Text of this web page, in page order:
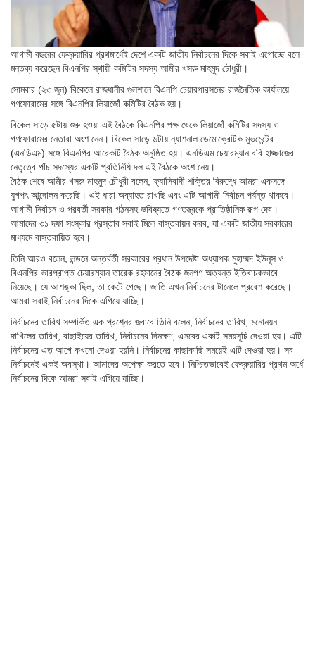
আগামী বছরের ফেব্রুয়ারির প্রথমার্ধেই দেশে একটি জাতীয় নির্বাচনের দিকে সবাই এগোচ্ছে বলে
মন্তব্য করেছেন বিএনপির স্থায়ী কমিটির সদস্য আমীর খসরু মাহমুদ চৌধুরী।
সোমবার (২৩ জুন) বিকেলে রাজধানীর গুলশানে বিএনপি চেয়ারপারসনের রাজনৈতিক কার্যালয়ে
গণফোরামের সঙ্গে বিএনপির লিয়াজোঁ কমিটির বৈঠক হয়।
বিকেল সাড়ে ৫টায় শুরু হওয়া এই বৈঠকে বিএনপির পক্ষ থেকে লিয়াজোঁ কমিটির সদস্য ও
গণফোরামের নেতারা অংশ নেন। বিকেল সাড়ে ৬টায় ন্যাশনাল ডেমোক্রেটিক মুভমেন্টের
(এনডিএম) সঙ্গে বিএনপির আরেকটি বৈঠক অনুষ্ঠিত হয়। এনডিএম চেয়ারম্যান ববি হাজ্জাজের
নেতৃত্বে পাঁচ সদস্যের একটি প্রতিনিধি দল এই বৈঠকে অংশ নেয়।
বৈঠক শেষে আমীর খসরু মাহমুদ চৌধুরী বলেন, ফ্যাসিবাদী শক্তির বিরুদ্ধে আমরা একসঙ্গে
যুগপৎ আন্দোলন করেছি। এই ধারা অব্যাহত রাখছি এবং এটি আগামী নির্বাচন পর্যন্ত থাকবে।
আগামী নির্বাচন ও পরবর্তী সরকার গঠনসহ ভবিষ্যতে গণতন্ত্রকে প্রাতিষ্ঠানিক রূপ দেব।
আমাদের ৩১ দফা সংস্কার প্রস্তাব সবাই মিলে বাস্তবায়ন করব, যা একটি জাতীয় সরকারের
মাধ্যমে বাস্তবায়িত হবে।
তিনি আরও বলেন, লন্ডনে অন্তর্বর্তী সরকারের প্রধান উপদেষ্টা অধ্যাপক মুহাম্মদ ইউনূস ও
বিএনপির ভারপ্রাপ্ত চেয়ারম্যান তারেক রহমানের বৈঠক জনগণ অত্যন্ত ইতিবাচকভাবে
নিয়েছে। যে আশঙ্কা ছিল, তা কেটে গেছে। জাতি এখন নির্বাচনের টানেলে প্রবেশ করেছে।
আমরা সবাই নির্বাচনের দিকে এগিয়ে যাচ্ছি।
নির্বাচনের তারিখ সম্পর্কিত এক প্রশ্নের জবাবে তিনি বলেন, নির্বাচনের তারিখ, মনোনয়ন
দাখিলের তারিখ, বাছাইয়ের তারিখ, নির্বাচনের দিনক্ষণ, এসবের একটি সময়সূচি দেওয়া হয়। এটি
নির্বাচনের এত আগে কখনো দেওয়া হয়নি। নির্বাচনের কাছাকাছি সময়েই এটি দেওয়া হয়। সব
নির্বাচনেই একই অবস্থা। আমাদের অপেক্ষা করতে হবে। নিশ্চিতভাবেই ফেব্রুয়ারির প্রথম অর্ধে
নির্বাচনের দিকে আমরা সবাই এগিয়ে যাচ্ছি।